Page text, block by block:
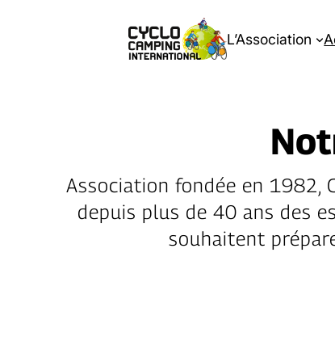
L’Association
Association fondée en 1982,
depuis plus de 40 ans des
souhaitent